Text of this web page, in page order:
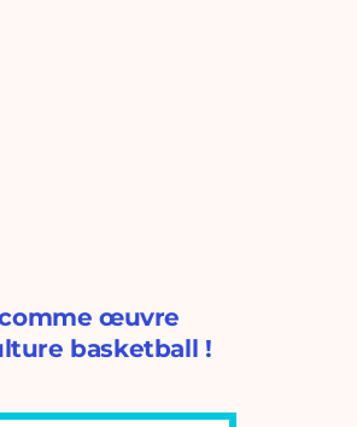
comme œuvre
basketball !